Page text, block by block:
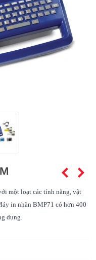
một loạt các tính năng, vật
in nhãn BMP71 có hơn 400
dụng.